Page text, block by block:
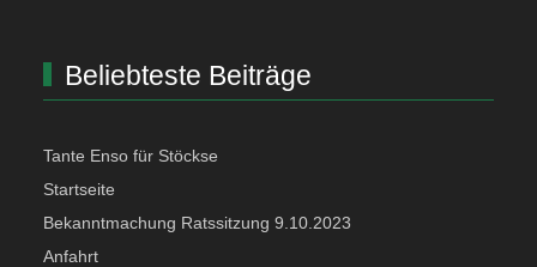
Beliebteste Beiträge
Tante Enso für Stöckse
Startseite
Bekanntmachung Ratssitzung 9.10.2023
Anfahrt